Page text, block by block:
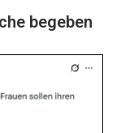
begeben